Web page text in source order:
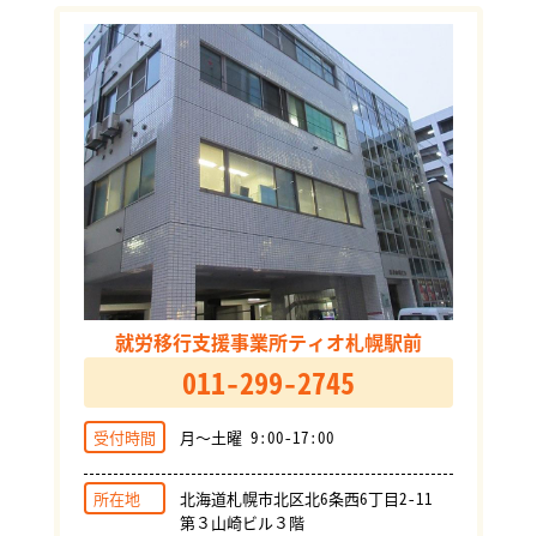
就労移行支援事業所ティオ札幌駅前
011-299-2745
受付時間 月～土曜 9:00-17:00
所在地
北海道札幌市北区北6条西6丁目2-11
第３山崎ビル３階